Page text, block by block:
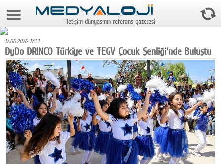
6 Ağustos 2026 2:34:35
Foto Galeri
Video Galeri
Gazeteler
Medya
Reyting-tiraj
Teknoloji
İletişim dünyasının referans gazetesi
12.06.2026 17:53
DyDo DRINCO Türkiye ve TEGV Çocuk Şenliği'nde Buluştu